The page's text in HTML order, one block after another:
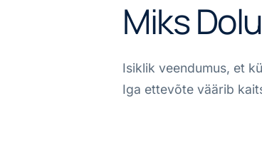
Miks
Isiklik veendumus, et
Iga ettevõte väärib